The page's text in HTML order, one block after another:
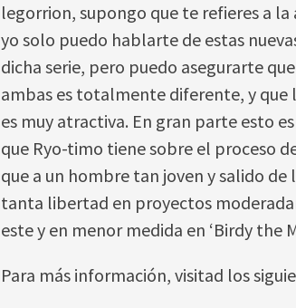
legorrion, supongo que te refieres a
yo solo puedo hablarte de estas
dicha serie, pero puedo asegurarte
ambas es totalmente diferente, y que
es muy atractiva. En gran parte esto
que Ryo-timo tiene sobre el proceso
que a un hombre tan joven y salido de
tanta libertad en proyectos
este y en menor medida en ‘Birdy the
Para más información, visitad los